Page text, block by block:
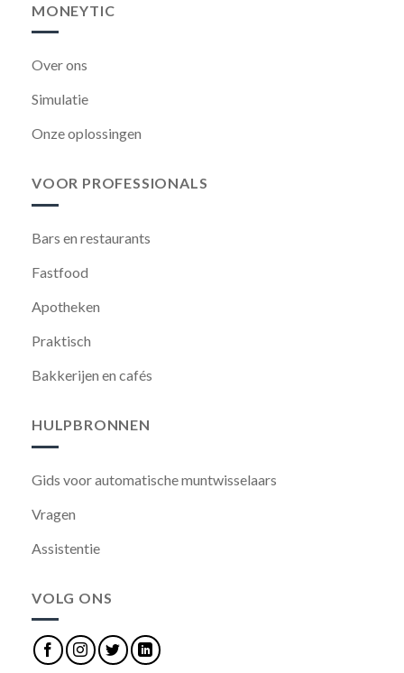
MONEYTIC
Over ons
Simulatie
Onze oplossingen
VOOR PROFESSIONALS
Bars en restaurants
Fastfood
Apotheken
Praktisch
Bakkerijen en cafés
HULPBRONNEN
Gids voor automatische muntwisselaars
Vragen
Assistentie
VOLG ONS